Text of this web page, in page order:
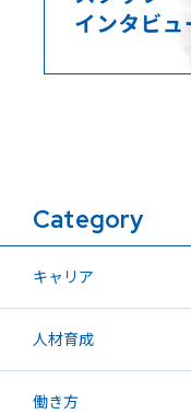
Category
キャリア
人材育成
働き方